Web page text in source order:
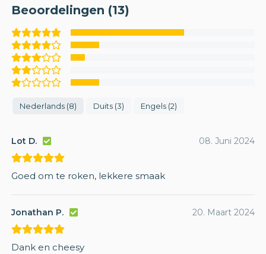
Beoordelingen (13)
Nederlands (8) Duits (3) Engels (2)
Lot D. 08. Juni 2024
Goed om te roken, lekkere smaak
Jonathan P. 20. Maart 2024
Dank en cheesy